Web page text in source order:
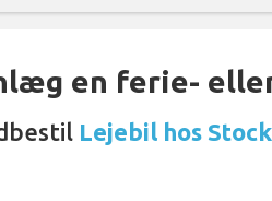
en ferie-
Lejebil hos